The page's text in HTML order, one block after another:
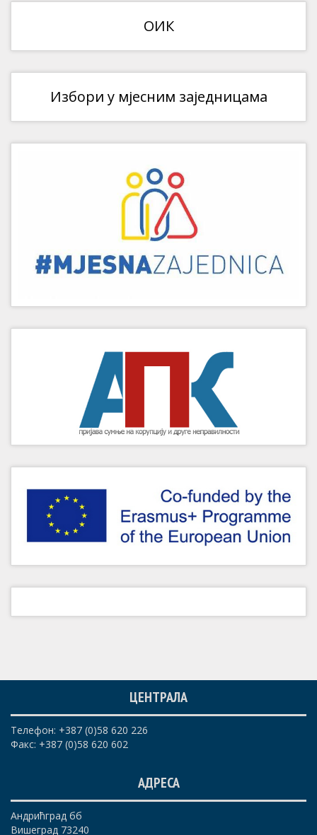
ОИК
Избори у мјесним заједницама
ЦЕНТРАЛА
Телефон: +387 (0)58 620 226
Факс: +387 (0)58 620 602
АДРЕСА
Андрићград бб
Вишеград 73240